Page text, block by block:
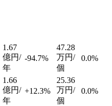
1.67
億円/
年
-94.7%
47.28
万円/
個
0.0%
1.66
億円/
年
+12.3%
25.36
万円/
個
0.0%